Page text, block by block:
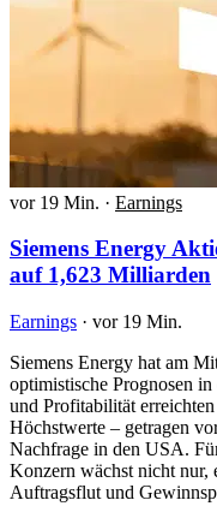
vor 19 Min. · Earnings
Siemens Energy
auf 1,623 Milliarden
Earnings · vor 19 Min.
Siemens Energy hat am
optimistische Prognosen
und Profitabilität
Höchstwerte – getragen
Nachfrage in den USA.
Konzern wächst nicht nur,
Auftragsflut und